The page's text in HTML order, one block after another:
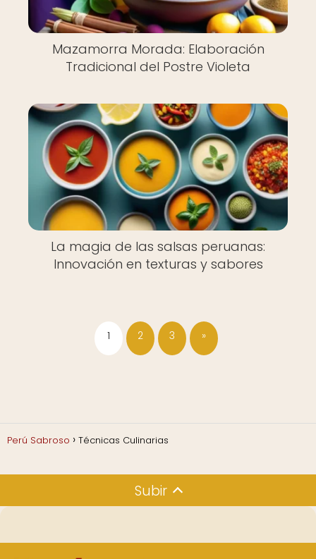
Mazamorra Morada: Elaboración
Tradicional del Postre Violeta
La magia de las salsas peruanas:
Innovación en texturas y sabores
1 2 3 »
Perú Sabroso Técnicas Culinarias
Subir